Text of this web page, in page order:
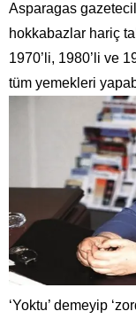
Asparagas
hokkabazlar hariç
1970’li, 1980’li ve
tüm yemekleri
‘Yoktu’ demeyip